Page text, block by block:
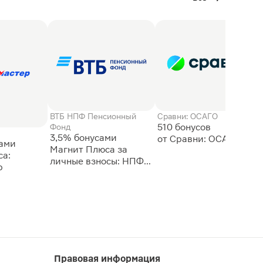
ВТБ НПФ Пенсионный
Фонд
3,5% бонусами
Магнит Плюса за
личные взносы: НПФ
Сравни: ОСАГО
510 бонусов
Правовая информация